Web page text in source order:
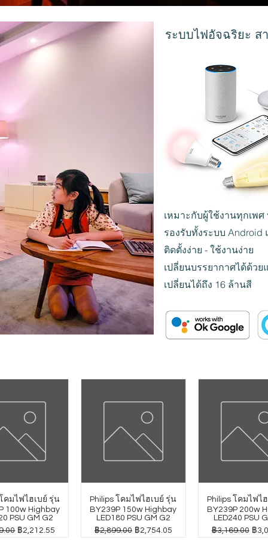
ระบบไฟอัจฉริยะ ส
เหมาะกับผู้ใช้งานทุกเพศ
รองรับทั้งระบบ Android
ติดตั้งง่าย - ใช้งานง่าย
เปลี่ยนบรรยากาศได้ด้ว
เปลี่ยนได้ถึง 16 ล้านสี
คมไฟไฮเบย์ รุ่น
100w Highbay
PSU GM G2
กติ
ราคาขายลด
฿2,212.55
Philips โคมไฟไฮเบย์ รุ่น
BY239P 150w Highbay
LED180 PSU GM G2
ราคาปกติ
฿2,899.00 ราคาขายลด
฿2,754.05
Philips โคมไฟไ
BY239P 200w
LED240 PSU
ราคาปกติ
฿3,169.00 รา
฿